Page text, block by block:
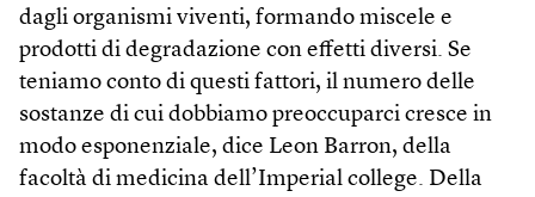
dagli organismi viventi, formando miscele e
prodotti di degradazione con effetti diversi. Se
teniamo conto di questi fattori, il numero delle
sostanze di cui dobbiamo preoccuparci cresce in
modo esponenziale, dice Leon Barron, della
facoltà di medicina dell’Imperial college. Della